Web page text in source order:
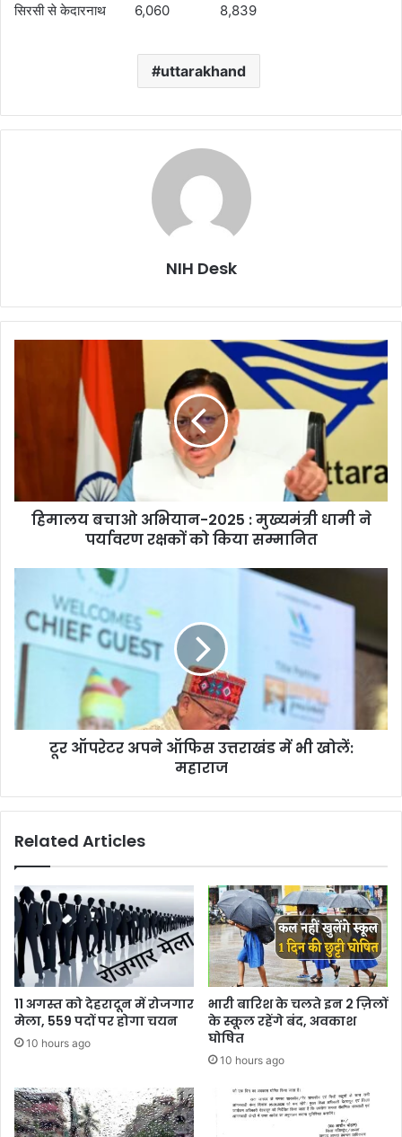
सिरसी से केदारनाथ 6,060 8,839
uttarakhand
NIH Desk
अभियान-2025
धामी
रक्षकों
हिमालय बचाओ अभियान-2025 : मुख्यमंत्री धामी ने
पर्यावरण रक्षकों को किया सम्मानित
अपने
ऑफिस
उत्तराखंड
में
भी
खोलें:
महाराज
टूर ऑपरेटर अपने ऑफिस उत्तराखंड में भी खोलें:
महाराज
Related Articles
11 अगस्त को देहरादून में रोजगार
मेला, 559 पदों पर होगा चयन
10 hours ago
भारी बारिश के चलते इन 2 ज़िलों
के स्कूल रहेंगे बंद, अवकाश
घोषित
10 hours ago